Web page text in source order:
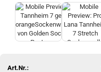
Art.Nr.: